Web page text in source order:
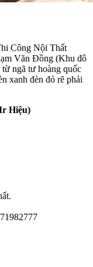
Công Nội Thất
Văn Đồng (Khu đô
ngã tư hoàng quốc
xanh đèn đỏ rẽ phải
Hiệu)